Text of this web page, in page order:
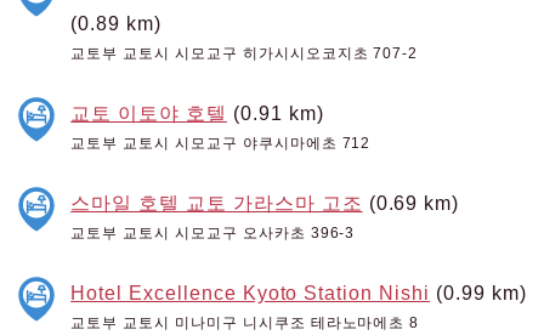
(0.89 km)
교토부 교토시 시모교구 히가시시오코지초 707-2
교토 이토야 호텔 (0.91 km)
교토부 교토시 시모교구 야쿠시마에초 712
스마일 호텔 교토 가라스마 고조 (0.69 km)
교토부 교토시 시모교구 오사카초 396-3
Hotel Excellence Kyoto Station Nishi (0.99 km)
교토부 교토시 미나미구 니시쿠조 테라노마에초 8